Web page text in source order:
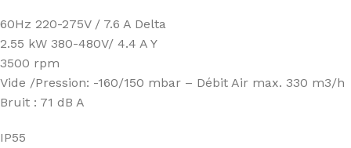
60Hz 220-275V / 7.6 A Delta
2.55 kW 380-480V/ 4.4 A Y
3500 rpm
Vide /Pression: -160/150 mbar – Débit Air max. 330 m3/h
Bruit : 71 dB A
IP55